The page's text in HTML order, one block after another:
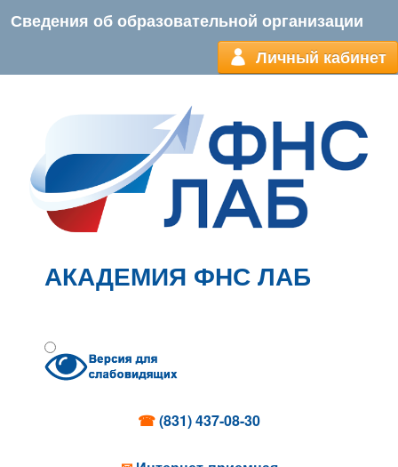
Сведения об образовательной организации
Личный кабинет
АКАДЕМИЯ ФНС ЛАБ
☎(831) 437-08-30